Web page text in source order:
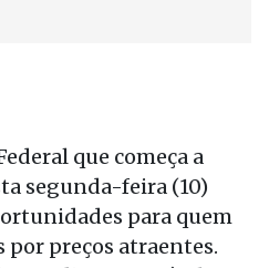
que começa a
segunda-feira (10)
para quem
por preços atraentes.